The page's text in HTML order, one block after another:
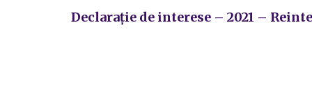
Declarație de interese – 2021 –